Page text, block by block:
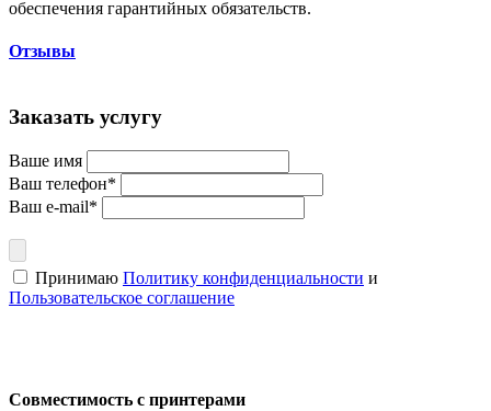
обеспечения гарантийных обязательств.
Отзывы
Заказать услугу
Ваше имя
Ваш телефон*
Ваш e-mail*
Принимаю Политику конфиденциальности и
Пользовательское соглашение
Совместимость с принтерами